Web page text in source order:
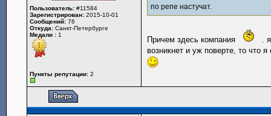
Пользователь: #11584
Зарегистрирован: 2015-10-01
Сообщений: 76
Откуда: Санкт-Петербурге
Медали : 1
Пункты репутации: 2
по репе настучат.
Причем здесь компания
.
возникнет и уж поверте, то что